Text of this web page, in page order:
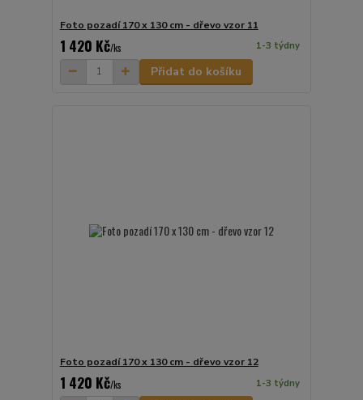
Foto pozadí 170 x 130 cm - dřevo vzor 11
1 420 Kč/ks 1-3 týdny
Přidat do košíku
Foto pozadí 170 x 130 cm - dřevo vzor 12
1 420 Kč/ks 1-3 týdny